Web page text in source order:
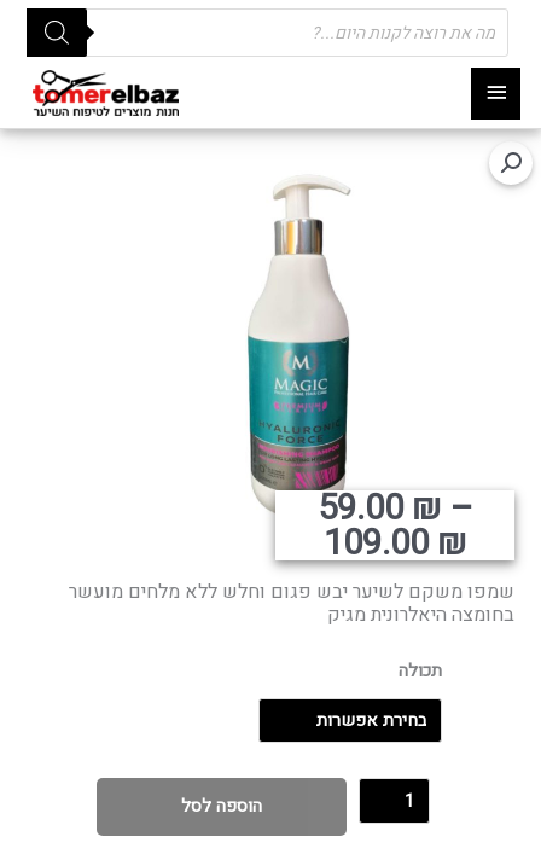
תפריט
ראשי
Products
search
שמפו משקם לשיער יבש פגום וחלש ללא מלחים מועשר
בחומצה היאלרונית מגיק
59.00₪–
109.00₪
טווח
⁦59.00 ₪⁩
עד
תכולה
הוספה לסל